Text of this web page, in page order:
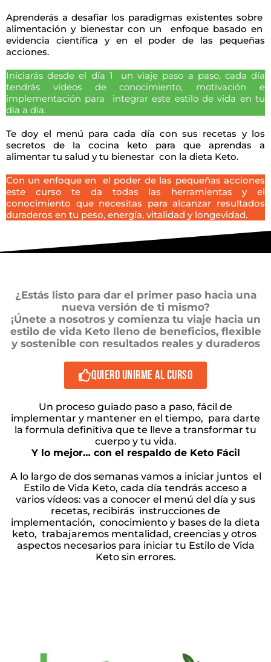
Aprenderás a desafiar los paradigmas existentes sobre
alimentación y bienestar con un enfoque basado en
evidencia científica y en el poder de las pequeñas
acciones.
Iniciarás desde el día 1 un viaje paso a paso, cada día
tendrás vídeos de conocimiento, motivación e
implementación para integrar este estilo de vida en tu
día a día.
Te doy el menú para cada día con sus recetas y los
secretos de la cocina keto para que aprendas a
alimentar tu salud y tu bienestar con la dieta Keto.
Con un enfoque en el poder de las pequeñas acciones
este curso te da todas las herramientas y el
conocimiento que necesitas para alcanzar resultados
duraderos en tu peso, energía, vitalidad y longevidad.
¿Estás listo para dar el primer paso hacia una
nueva versión de ti mismo?
¡Únete a nosotros y comienza tu viaje hacia un
estilo de vida Keto lleno de beneficios, flexible
y sostenible con resultados reales y duraderos
QUIERO UNIRME AL CURSO
Un proceso guiado paso a paso, fácil de
implementar y mantener en el tiempo, para darte
la formula definitiva que te lleve a transformar tu
cuerpo y tu vida.
Y lo mejor… con el respaldo de Keto Fácil
A lo largo de dos semanas vamos a iniciar juntos el
Estilo de Vida Keto, cada día tendrás acceso a
varios vídeos: vas a conocer el menú del día y sus
recetas, recibirás instrucciones de
implementación, conocimiento y bases de la dieta
keto, trabajaremos mentalidad, creencias y otros
aspectos necesarios para iniciar tu Estilo de Vida
Keto sin errores.